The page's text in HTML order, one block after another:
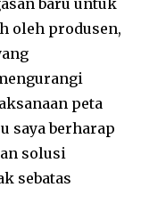
oleh produsen,
peta
saya berharap
solusi
sebatas